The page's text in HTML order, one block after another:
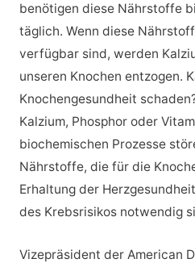
benötigen diese Nährstoffe
täglich. Wenn diese
verfügbar sind, werden
unseren Knochen entzogen.
Knochengesundheit
Kalzium, Phosphor oder
biochemischen Prozesse
Nährstoffe, die für die
Erhaltung der
des Krebsrisikos notwendig
Vizepräsident der American